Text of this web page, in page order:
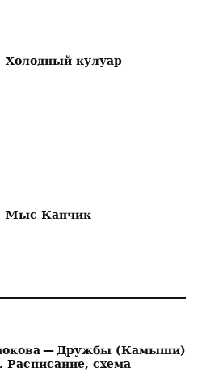
Холодный кулуар
Мыс Капчик
— Дружбы (Камыши)
Расписание, схема